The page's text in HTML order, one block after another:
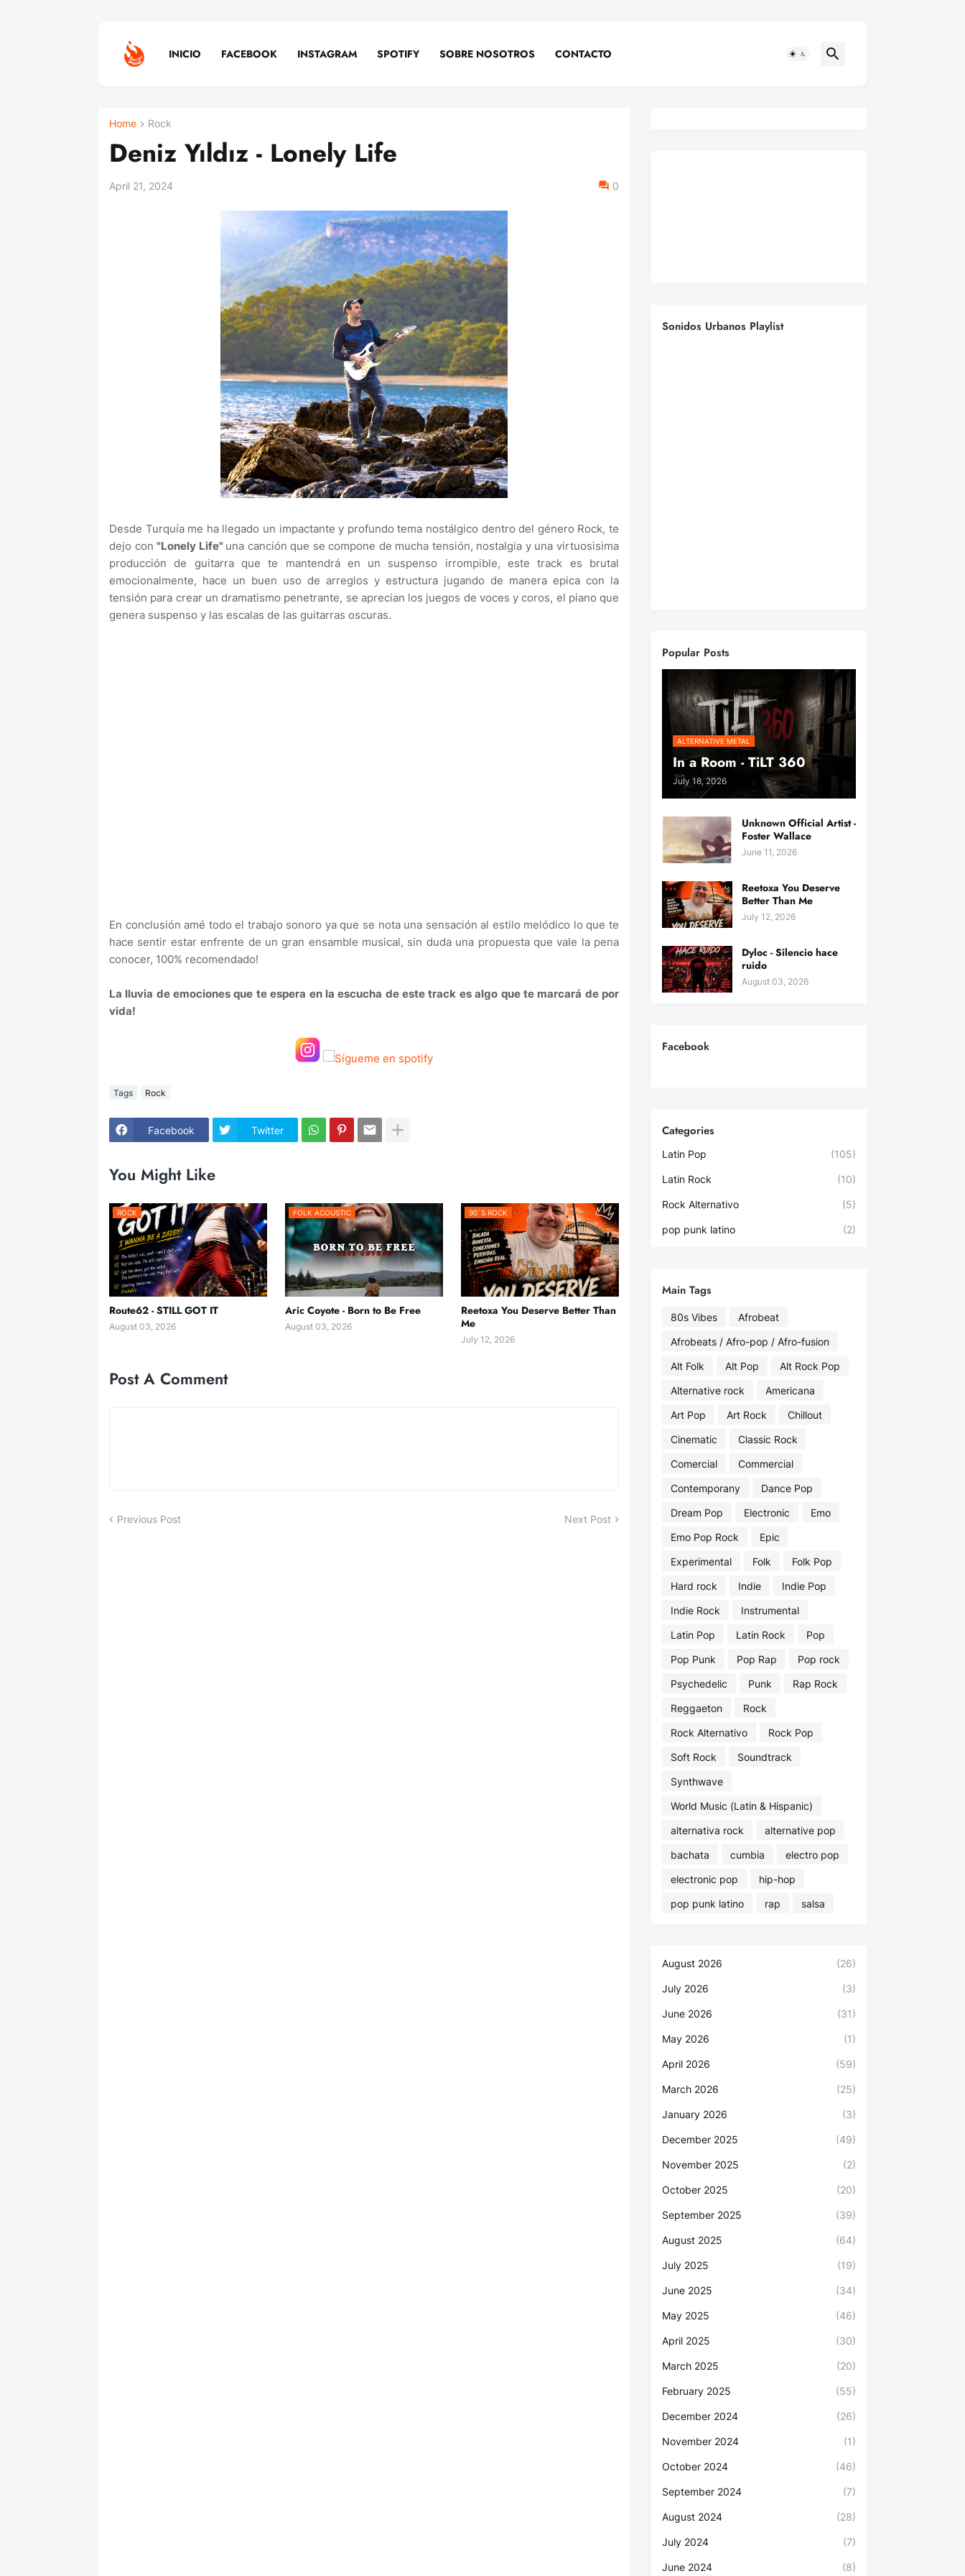
INICIO FACEBOOK INSTAGRAM SPOTIFY SOBRE NOSOTROS CONTACTO
Home Rock
Deniz Yıldız - Lonely Life
April 21, 2024 0
Desde Turquía me ha llegado un impactante y profundo tema nostálgico dentro del género Rock, te
dejo con"Lonely Life" una canción que se compone de mucha tensión, nostalgia y una virtuosisima
producción de guitarra que te mantendrá en un suspenso irrompible, este track es brutal
emocionalmente, hace un buen uso de arreglos y estructura jugando de manera epica con la
tensión para crear un dramatismo penetrante, se aprecian los juegos de voces y coros, el piano que
genera suspenso y las escalas de las guitarras oscuras.
En conclusión amé todo el trabajo sonoro ya que se nota una sensación al estilo melódico lo que te
hace sentir estar enfrente de un gran ensamble musical, sin duda una propuesta que vale la pena
conocer, 100% recomendado!
La lluvia de emociones que te espera en la escucha de este track es algo que te marcará de por
vida!
Tags Rock
Facebook Twitter
You Might Like
ROCK
Route62 - STILL GOT IT
August 03, 2026
FOLK ACOUSTIC
Aric Coyote - Born to Be Free
August 03, 2026
90´S ROCK
Reetoxa You Deserve Better Than
Me
July 12, 2026
Post A Comment
Previous Post Next Post
Sonidos Urbanos Playlist
Popular Posts
ALTERNATIVE METAL
In a Room - TiLT 360
July 18, 2026
Unknown Official Artist -
Foster Wallace
June 11, 2026
Reetoxa You Deserve
Better Than Me
July 12, 2026
Dyloc - Silencio hace
ruido
August 03, 2026
Facebook
Categories
Latin Pop (105)
Latin Rock (10)
Rock Alternativo (5)
pop punk latino (2)
Main Tags
80s Vibes
Afrobeat
Afrobeats / Afro-pop / Afro-fusion
Alt Folk
Alt Pop
Alt Rock Pop
Alternative rock
Americana
Art Pop
Art Rock
Chillout
Cinematic
Classic Rock
Comercial
Commercial
Contemporany
Dance Pop
Dream Pop
Electronic
Emo
Emo Pop Rock
Epic
Experimental
Folk
Folk Pop
Hard rock
Indie
Indie Pop
Indie Rock
Instrumental
Latin Pop
Latin Rock
Pop
Pop Punk
Pop Rap
Pop rock
Psychedelic
Punk
Rap Rock
Reggaeton
Rock
Rock Alternativo
Rock Pop
Soft Rock
Soundtrack
Synthwave
World Music (Latin & Hispanic)
alternativa rock
alternative pop
bachata
cumbia
electro pop
electronic pop
hip-hop
pop punk latino
rap salsa
August 2026 (26)
July 2026 (3)
June 2026 (31)
May 2026 (1)
April 2026 (59)
March 2026 (25)
January 2026 (3)
December 2025 (49)
November 2025 (2)
October 2025 (20)
September 2025 (39)
August 2025 (64)
July 2025 (19)
June 2025 (34)
May 2025 (46)
April 2025 (30)
March 2025 (20)
February 2025 (55)
December 2024 (26)
November 2024 (1)
October 2024 (46)
September 2024 (7)
August 2024 (28)
July 2024 (7)
June 2024 (8)